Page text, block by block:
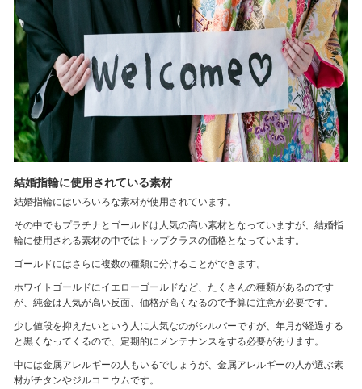
結婚指輪に使用されている素材
結婚指輪にはいろいろな素材が使用されています。
その中でもプラチナとゴールドは人気の高い素材となっていますが、結婚指
輪に使用される素材の中ではトップクラスの価格となっています。
ゴールドにはさらに複数の種類に分けることができます。
ホワイトゴールドにイエローゴールドなど、たくさんの種類があるのです
が、純金は人気が高い反面、価格が高くなるので予算に注意が必要です。
少し値段を抑えたいという人に人気なのがシルバーですが、年月が経過する
と黒くなってくるので、定期的にメンテナンスをする必要があります。
中には金属アレルギーの人もいるでしょうが、金属アレルギーの人が選ぶ素
材がチタンやジルコニウムです。